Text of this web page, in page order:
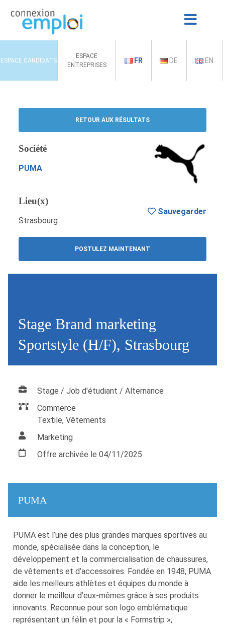
ESPACE CANDIDATS
ESPACE
ENTREPRISES
FR DE EN
RETOUR AUX RÉSULTATS
Société
PUMA
Lieu(x)
Strasbourg
POSTULEZ MAINTENANT
Sauvegarder
Stage Brand marketing
Sportstyle (H/F), Strasbourg
Stage / Job d'étudiant / Alternance
Commerce
Textile, Vêtements
Marketing
Offre archivée le 04/11/2025
PUMA
PUMA est l’une des plus grandes marques sportives au
monde, spécialisée dans la conception, le
développement et la commercialisation de chaussures,
de vêtements et d’accessoires. Fondée en 1948, PUMA
aide les meilleurs athlètes et équipes du monde à
donner le meilleur d’eux-mêmes grâce à ses produits
innovants. Reconnue pour son logo emblématique
représentant un félin et pour la « Formstrip »,